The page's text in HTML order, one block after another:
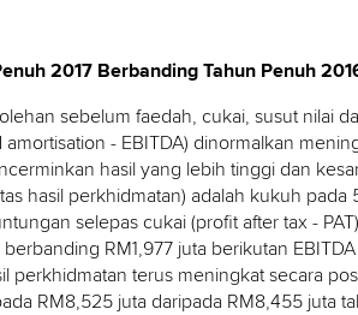
2017 Berbanding Tahun Penuh
sebelum faedah, cukai, susut nilai
amortisation - EBITDA) dinormalkan
hasil yang lebih tinggi dan
hasil perkhidmatan) adalah kukuh
selepas cukai (profit after tax -
berbanding RM1,977 juta berikutan
perkhidmatan terus meningkat secara
RM8,525 juta daripada RM8,455 juta